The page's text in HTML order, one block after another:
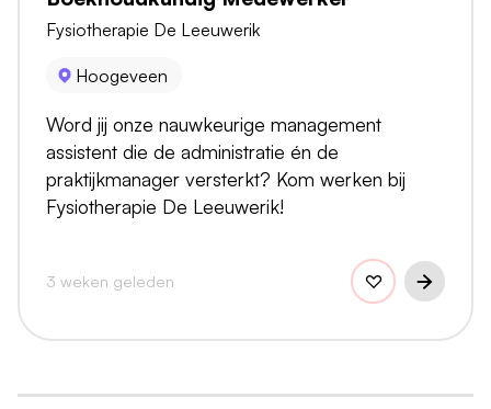
Fysiotherapie De Leeuwerik
Hoogeveen
Word jij onze nauwkeurige management
assistent die de administratie én de
praktijkmanager versterkt? Kom werken bij
Fysiotherapie De Leeuwerik!
3 weken geleden